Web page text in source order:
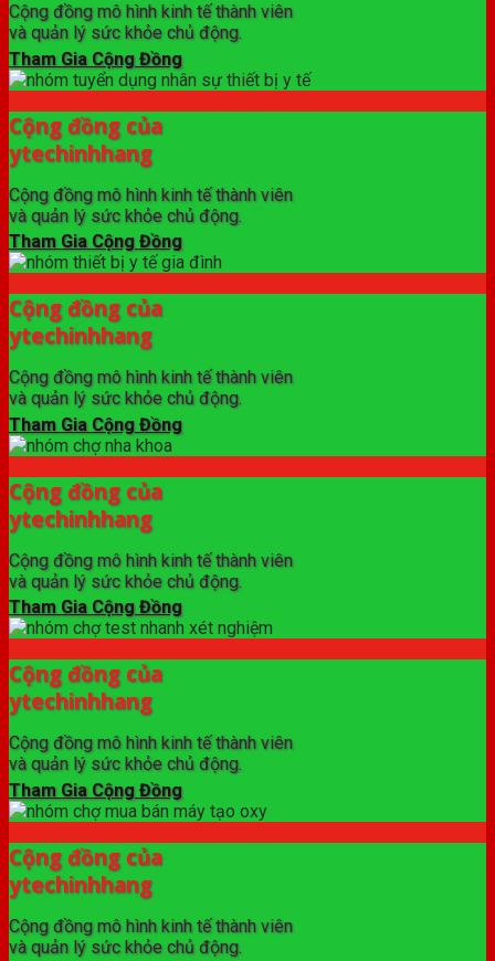
Cộng đồng mô hình kinh tế thành viên
và quản lý sức khỏe chủ động.
Tham Gia Cộng Đồng
Cộng đồng của
ytechinhhang
Cộng đồng mô hình kinh tế thành viên
và quản lý sức khỏe chủ động.
Tham Gia Cộng Đồng
Cộng đồng của
ytechinhhang
Cộng đồng mô hình kinh tế thành viên
và quản lý sức khỏe chủ động.
Tham Gia Cộng Đồng
Cộng đồng của
ytechinhhang
Cộng đồng mô hình kinh tế thành viên
và quản lý sức khỏe chủ động.
Tham Gia Cộng Đồng
Cộng đồng của
ytechinhhang
Cộng đồng mô hình kinh tế thành viên
và quản lý sức khỏe chủ động.
Tham Gia Cộng Đồng
Cộng đồng của
ytechinhhang
Cộng đồng mô hình kinh tế thành viên
và quản lý sức khỏe chủ động.